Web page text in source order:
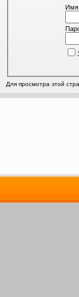
Имя:
Для просмотра этой